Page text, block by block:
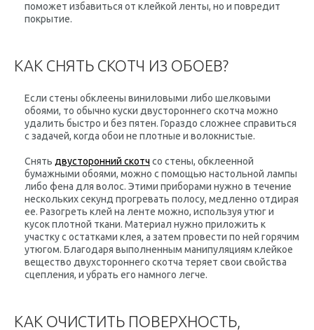
поможет избавиться от клейкой ленты, но и повредит
покрытие.
КАК СНЯТЬ СКОТЧ ИЗ ОБОЕВ?
Если стены обклеены виниловыми либо шелковыми
обоями, то обычно куски двустороннего скотча можно
удалить быстро и без пятен. Гораздо сложнее справиться
с задачей, когда обои не плотные и волокнистые.
Снять двусторонний скотч со стены, обклеенной
бумажными обоями, можно с помощью настольной лампы
либо фена для волос. Этими приборами нужно в течение
нескольких секунд прогревать полосу, медленно отдирая
ее. Разогреть клей на ленте можно, используя утюг и
кусок плотной ткани. Материал нужно приложить к
участку с остатками клея, а затем провести по ней горячим
утюгом. Благодаря выполненным манипуляциям клейкое
вещество двухстороннего скотча теряет свои свойства
сцепления, и убрать его намного легче.
КАК ОЧИСТИТЬ ПОВЕРХНОСТЬ,